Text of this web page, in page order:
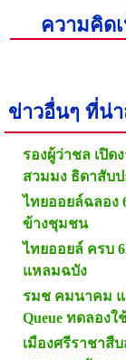
ความคิด
ข่าวอื่นๆ ที่น่
รองผู้ว่าชล เปิด
สวมมง ธิดาสับ
ไทยออยล์ฉลอง
ข้างชุมชน
ไทยออยล์ ครบ
แหลมฉบัง
รมช คมนาคม แ
Queue ทดลองใ
เมืองศรีราชาสื